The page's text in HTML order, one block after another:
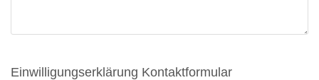
Einwilligungserklärung Kontaktformular